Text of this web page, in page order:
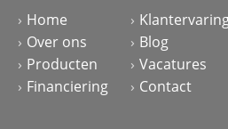
Home
Over ons
Producten
Financiering
Blog
Vacatures
Contact